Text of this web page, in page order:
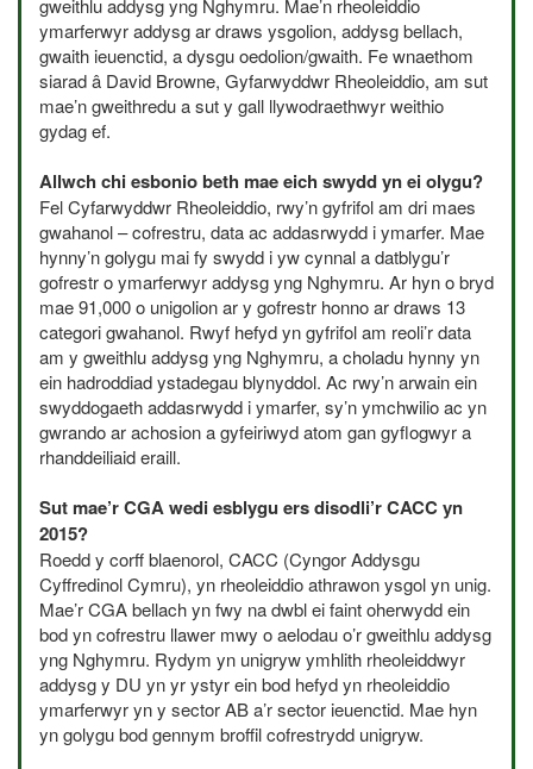
ymarferwyr addysg ar draws ysgolion, addysg bellach,
gwaith ieuenctid, a dysgu oedolion/gwaith. Fe wnaethom
siarad â David Browne, Gyfarwyddwr Rheoleiddio, am sut
mae’n gweithredu a sut y gall llywodraethwyr weithio
gydag ef.
Allwch chi esbonio beth mae eich swydd yn ei olygu?
Fel Cyfarwyddwr Rheoleiddio, rwy’n gyfrifol am dri maes
gwahanol – cofrestru, data ac addasrwydd i ymarfer. Mae
hynny’n golygu mai fy swydd i yw cynnal a datblygu’r
gofrestr o ymarferwyr addysg yng Nghymru. Ar hyn o bryd
mae 91,000 o unigolion ar y gofrestr honno ar draws 13
categori gwahanol. Rwyf hefyd yn gyfrifol am reoli’r data
am y gweithlu addysg yng Nghymru, a choladu hynny yn
ein hadroddiad ystadegau blynyddol. Ac rwy’n arwain ein
swyddogaeth addasrwydd i ymarfer, sy’n ymchwilio ac yn
gwrando ar achosion a gyfeiriwyd atom gan gyflogwyr a
rhanddeiliaid eraill.
Sut mae’rCGAwedi esblygu ers disodli’rCACCyn
2015?
Roedd y corff blaenorol, CACC (Cyngor Addysgu
Cyffredinol Cymru), yn rheoleiddio athrawon ysgol yn unig.
Mae’rCGAbellach yn fwy na dwbl ei faint oherwydd ein
bod yn cofrestru llawer mwy o aelodau o’r gweithlu addysg
yng Nghymru. Rydym yn unigryw ymhlith rheoleiddwyr
addysg y DU yn yr ystyr ein bod hefyd yn rheoleiddio
ymarferwyr yn y sector AB a’r sector ieuenctid. Mae hyn
yn golygu bod gennym broffil cofrestrydd unigryw.